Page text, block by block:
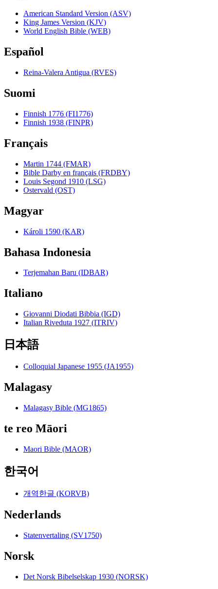
American Standard Version (ASV)
King James Version (KJV)
World English Bible (WEB)
Español
Reina-Valera Antigua (RVES)
Suomi
Finnish 1776 (FI1776)
Finnish 1938 (FINPR)
Français
Martin 1744 (FMAR)
Bible Darby en français (FRDBY)
Louis Segond 1910 (LSG)
Ostervald (OST)
Magyar
Károli 1590 (KAR)
Bahasa Indonesia
Terjemahan Baru (IDBAR)
Italiano
Giovanni Diodati Bibbia (IGD)
Italian Riveduta 1927 (ITRIV)
日本語
Colloquial Japanese 1955 (JA1955)
Malagasy
Malagasy Bible (MG1865)
te reo Māori
Maori Bible (MAOR)
한국어
개역한글 (KORVB)
Nederlands
Statenvertaling (SV1750)
Norsk
Det Norsk Bibelselskap 1930 (NORSK)